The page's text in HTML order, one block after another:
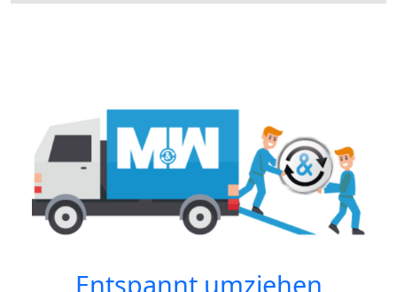
Entspannt umziehen